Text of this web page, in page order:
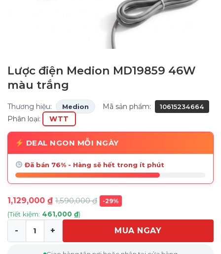
Lược điện Medion MD19859 46W
màu trắng
Thương hiệu: Medion Mã sản phẩm: 10615234664
Phân loại: WTT
DEAL NGON MỖI NGÀY
Đã bán 76% - Hàng sẽ hết trong ít phút
1,129,000 ₫ 1,590,000₫ -29%
(Tiết kiệm: 461,000 ₫)
Lược điện Medion MD19859 46W màu trắng số lượng
MUA NGAY